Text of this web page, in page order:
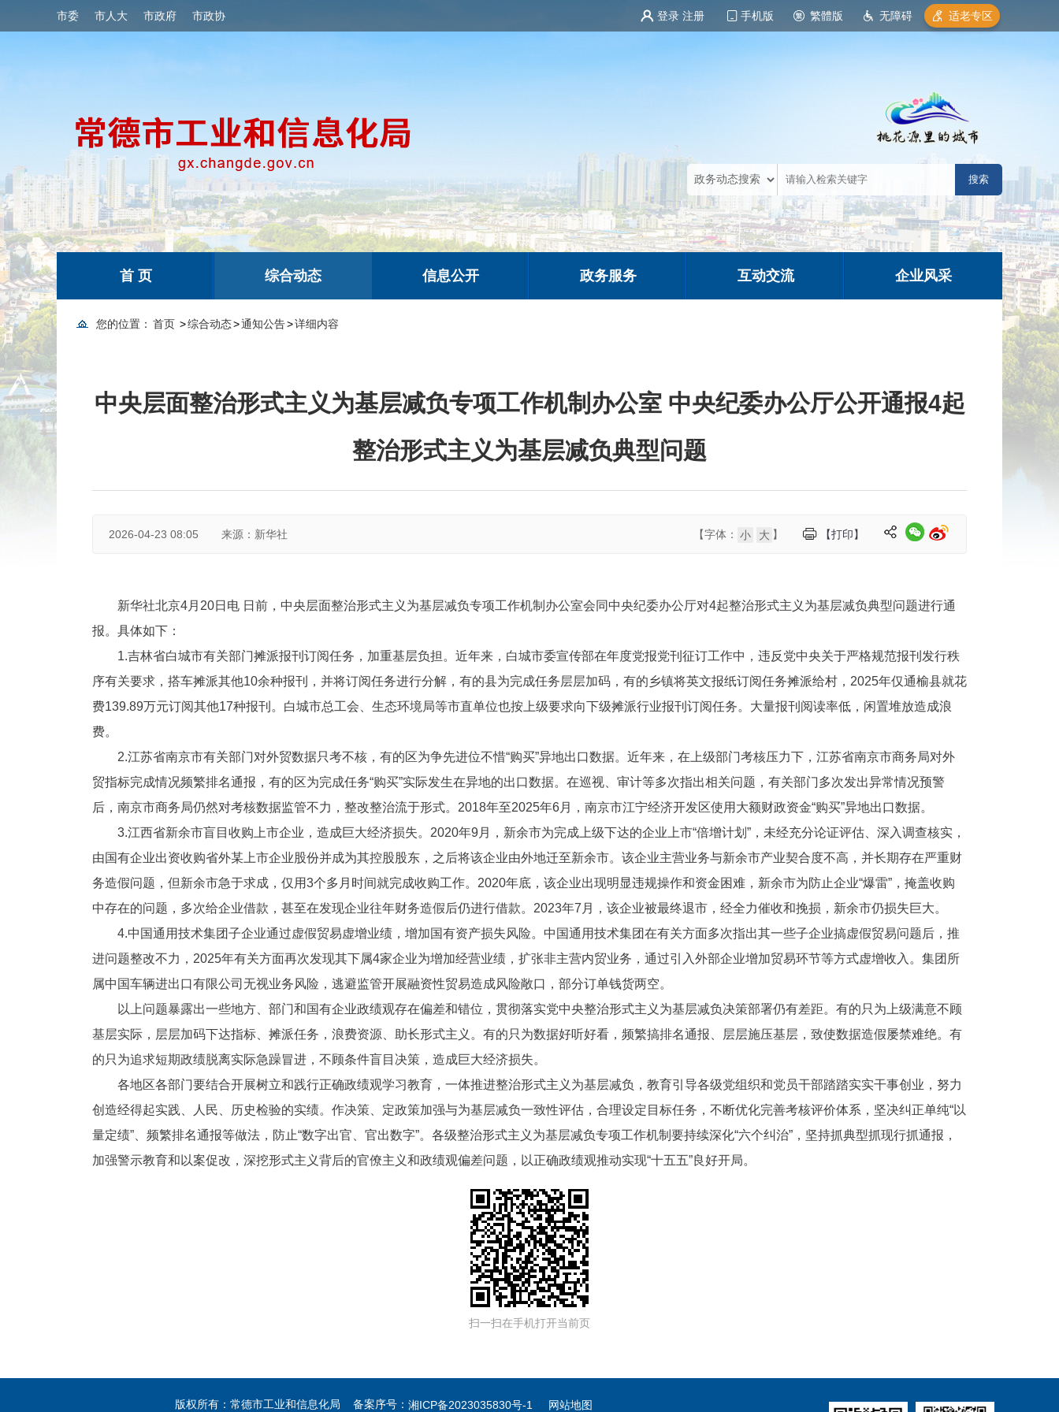
市委 市人大 市政府 市政协 登录 注册 手机版 繁體版 无障碍 适老专区
首 页 综合动态 信息公开 政务服务 互动交流 企业风采
您的位置： 首页 >综合动态>通知公告>详细内容
中央层面整治形式主义为基层减负专项工作机制办公室 中央纪委办公厅公开通报4起
整治形式主义为基层减负典型问题
2026-04-23 08:05 来源：新华社 【打印】
【字体： 小 大 】
新华社北京4月20日电 日前，中央层面整治形式主义为基层减负专项工作机制办公室会同中央纪委办公厅对4起整治形式主义为基层减负典型问题进行通
报。具体如下：
1.吉林省白城市有关部门摊派报刊订阅任务，加重基层负担。近年来，白城市委宣传部在年度党报党刊征订工作中，违反党中央关于严格规范报刊发行秩
序有关要求，搭车摊派其他10余种报刊，并将订阅任务进行分解，有的县为完成任务层层加码，有的乡镇将英文报纸订阅任务摊派给村，2025年仅通榆县就花
费139.89万元订阅其他17种报刊。白城市总工会、生态环境局等市直单位也按上级要求向下级摊派行业报刊订阅任务。大量报刊阅读率低，闲置堆放造成浪
费。
2.江苏省南京市有关部门对外贸数据只考不核，有的区为争先进位不惜“购买”异地出口数据。近年来，在上级部门考核压力下，江苏省南京市商务局对外
贸指标完成情况频繁排名通报，有的区为完成任务“购买”实际发生在异地的出口数据。在巡视、审计等多次指出相关问题，有关部门多次发出异常情况预警
后，南京市商务局仍然对考核数据监管不力，整改整治流于形式。2018年至2025年6月，南京市江宁经济开发区使用大额财政资金“购买”异地出口数据。
3.江西省新余市盲目收购上市企业，造成巨大经济损失。2020年9月，新余市为完成上级下达的企业上市“倍增计划”，未经充分论证评估、深入调查核实，
由国有企业出资收购省外某上市企业股份并成为其控股股东，之后将该企业由外地迁至新余市。该企业主营业务与新余市产业契合度不高，并长期存在严重财
务造假问题，但新余市急于求成，仅用3个多月时间就完成收购工作。2020年底，该企业出现明显违规操作和资金困难，新余市为防止企业“爆雷”，掩盖收购
中存在的问题，多次给企业借款，甚至在发现企业往年财务造假后仍进行借款。2023年7月，该企业被最终退市，经全力催收和挽损，新余市仍损失巨大。
4.中国通用技术集团子企业通过虚假贸易虚增业绩，增加国有资产损失风险。中国通用技术集团在有关方面多次指出其一些子企业搞虚假贸易问题后，推
进问题整改不力，2025年有关方面再次发现其下属4家企业为增加经营业绩，扩张非主营内贸业务，通过引入外部企业增加贸易环节等方式虚增收入。集团所
属中国车辆进出口有限公司无视业务风险，逃避监管开展融资性贸易造成风险敞口，部分订单钱货两空。
以上问题暴露出一些地方、部门和国有企业政绩观存在偏差和错位，贯彻落实党中央整治形式主义为基层减负决策部署仍有差距。有的只为上级满意不顾
基层实际，层层加码下达指标、摊派任务，浪费资源、助长形式主义。有的只为数据好听好看，频繁搞排名通报、层层施压基层，致使数据造假屡禁难绝。有
的只为追求短期政绩脱离实际急躁冒进，不顾条件盲目决策，造成巨大经济损失。
各地区各部门要结合开展树立和践行正确政绩观学习教育，一体推进整治形式主义为基层减负，教育引导各级党组织和党员干部踏踏实实干事创业，努力
创造经得起实践、人民、历史检验的实绩。作决策、定政策加强与为基层减负一致性评估，合理设定目标任务，不断优化完善考核评价体系，坚决纠正单纯“以
量定绩”、频繁排名通报等做法，防止“数字出官、官出数字”。各级整治形式主义为基层减负专项工作机制要持续深化“六个纠治”，坚持抓典型抓现行抓通报，
加强警示教育和以案促改，深挖形式主义背后的官僚主义和政绩观偏差问题，以正确政绩观推动实现“十五五”良好开局。
扫一扫在手机打开当前页
版权所有：常德市工业和信息化局 备案序号： 湘ICP备2023035830号-1 网站地图